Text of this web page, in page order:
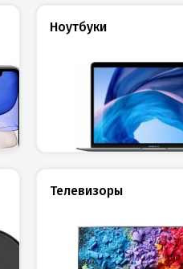
Ноутбуки
Телевизоры